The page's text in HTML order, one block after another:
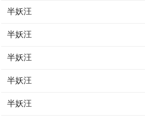
半妖汪
半妖汪
半妖汪
半妖汪
半妖汪